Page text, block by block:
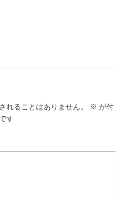
れることはありません。 ※ が付
す